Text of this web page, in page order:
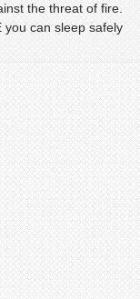
the threat of fire.
can sleep safely...